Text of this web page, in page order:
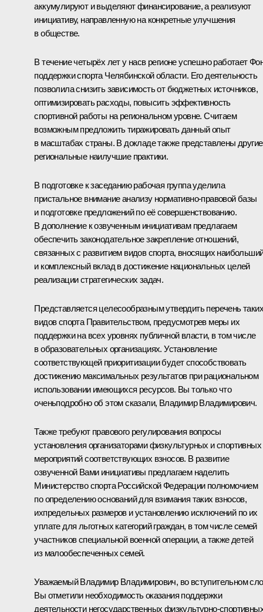
аккумулируют и выделяют финансирование, а реализуют
инициативу, направленную на конкретные улучшения
в обществе.
В течение четырёх лет у насв регионе успешно работает
поддержки спорта Челябинской области. Его деятельность
позволила снизить зависимость от бюджетных источников,
оптимизировать расходы, повысить эффективность
спортивной работы на региональном уровне. Считаем
возможным предложить тиражировать данный опыт
в масштабах страны. В докладе также представлены другие
региональные наилучшие практики.
В подготовке к заседанию рабочая группа уделила
пристальное внимание анализу нормативно-правовой базы
и подготовке предложений по её совершенствованию.
В дополнение к озвученным инициативам предлагаем
обеспечить законодательное закрепление отношений,
связанных с развитием видов спорта, вносящих
и комплексный вклад в достижение национальных целей
реализации стратегических задач.
Представляется целесообразным утвердить перечень таких
видов спорта Правительством, предусмотрев меры их
поддержки на всех уровнях публичной власти, в том числе
в образовательных организациях. Установление
соответствующей приоритизации будет способствовать
достижению максимальных результатов при рациональном
использовании имеющихся ресурсов. Вы только что
оченьподробно об этом сказали, Владимир Владимирович.
Также требуют правового регулирования вопросы
установления организаторами физкультурных и спортивных
мероприятий соответствующих взносов. В развитие
озвученной Вами инициативы предлагаем наделить
Министерство спорта Российской Федерации полномочием
по определению оснований для взимания таких взносов,
ихпредельных размеров и установлению исключений по их
уплате для льготных категорий граждан, в том числе семей
участников специальной военной операции, а также детей
из малообеспеченных семей.
Уважаемый Владимир Владимирович, во вступительном
Вы отметили необходимость оказания поддержки
деятельности негосударственных физкультурно-